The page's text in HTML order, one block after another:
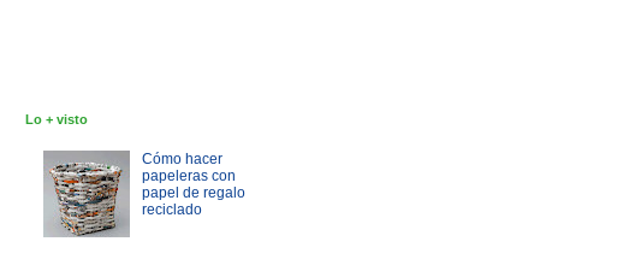
Lo + visto
Cómo hacer
papeleras con
papel de regalo
reciclado